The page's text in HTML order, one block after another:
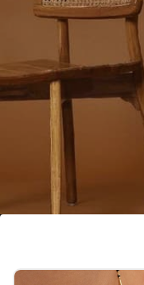
सिल्क फॅब्रिकमधील